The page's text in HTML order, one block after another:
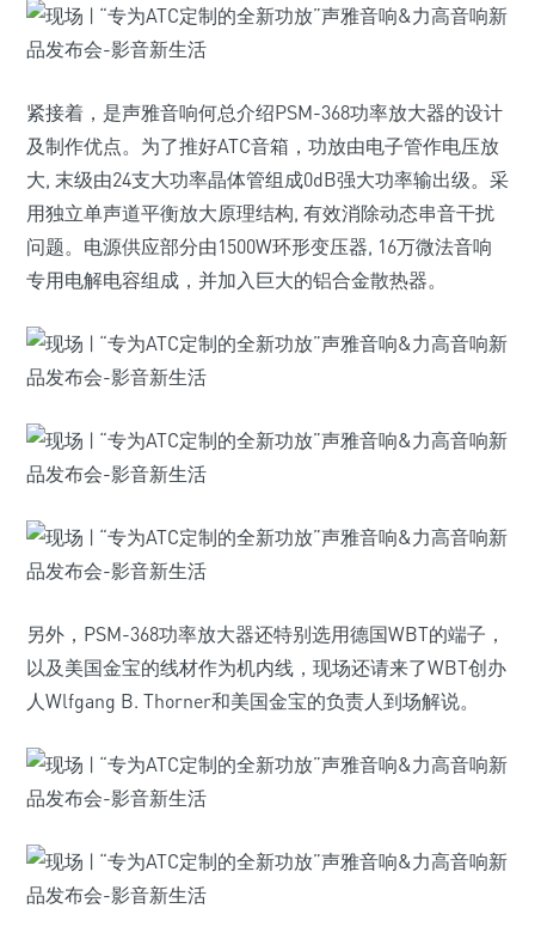
紧接着，是声雅音响何总介绍PSM-368功率放大器的设计
及制作优点。为了推好ATC音箱，功放由电子管作电压放
大, 末级由24支大功率晶体管组成0dB强大功率输出级。采
用独立单声道平衡放大原理结构, 有效消除动态串音干扰
问题。电源供应部分由1500W环形变压器, 16万微法音响
专用电解电容组成，并加入巨大的铝合金散热器。
另外，PSM-368功率放大器还特别选用德国WBT的端子，
以及美国金宝的线材作为机内线，现场还请来了WBT创办
人Wlfgang B. Thorner和美国金宝的负责人到场解说。